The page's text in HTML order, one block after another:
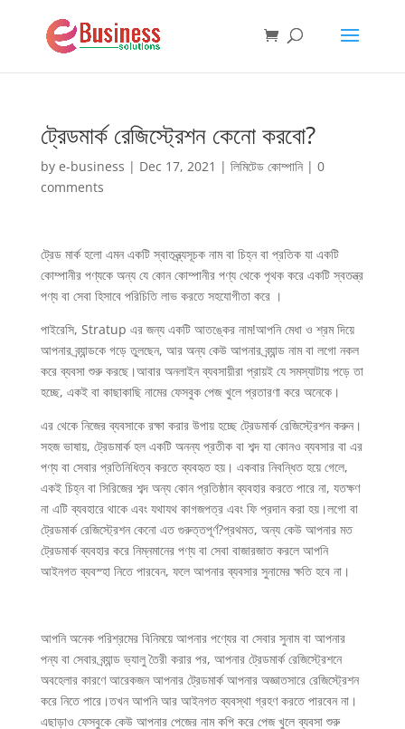
ট্রেডমার্ক রেজিস্ট্রেশন কেনো করবো?
by e-business | Dec 17, 2021 | লিমিটেড কোম্পানি| 0
comments
ট্রেড মার্ক হলো এমন একটি স্বাতন্ত্র্যসূচক নাম বা চিহ্ন বা প্রতিক যা একটি
কোম্পানীর পণ্যকে অন্য যে কোন কোম্পানীর পণ্য থেকে পৃথক করে একটি স্বতন্ত্র
পণ্য বা সেবা হিসাবে পরিচিতি লাভ করতে সহযোগীতা করে ।
পাইরেসি, Stratup এর জন্য একটি আতঙ্কের নাম!আপনি মেধা ও শ্রম দিয়ে
আপনার ব্র্যান্ডকে গড়ে তুলছেন, আর অন্য কেউ আপনার ব্র্যান্ড নাম বা লগো নকল
করে ব্যবসা শুরু করছে।আবার অনলাইন ব্যবসায়ীরা প্রায়ই যে সমস্যাটায় পড়ে তা
হচ্ছে, একই বা কাছাকাছি নামের ফেসবুক পেজ খুলে প্রতারণা করে অনেকে।
এর থেকে নিজের ব্যবসাকে রক্ষা করার উপায় হচ্ছে ট্রেডমার্ক রেজিস্ট্রেশন করুন।
সহজ ভাষায়, ট্রেডমার্ক হল একটি অনন্য প্রতীক বা শব্দ যা কোনও ব্যবসার বা এর
পণ্য বা সেবার প্রতিনিধিত্ব করতে ব্যবহৃত হয়। একবার নিবন্ধিত হয়ে গেলে,
একই চিহ্ন বা সিরিজের শব্দ অন্য কোন প্রতিষ্ঠান ব্যবহার করতে পারে না, যতক্ষণ
না এটি ব্যবহারে থাকে এবং যথাযথ কাগজপত্র এবং ফি প্রদান করা হয়।লগো বা
ট্রেডমার্ক রেজিস্ট্রেশন কেনো এত গুরুত্তপূর্ণ?প্রথমত, অন্য কেউ আপনার মত
ট্রেডমার্ক ব্যবহার করে নিম্নমানের পণ্য বা সেবা বাজারজাত করলে আপনি
আইনগত ব্যবস্হা নিতে পারবেন, ফলে আপনার ব্যবসার সুনামের ক্ষতি হবে না।
আপনি অনেক পরিশ্রমের বিনিময়ে আপনার পণ্যের বা সেবার সুনাম বা আপনার
পন্য বা সেবার ব্র্যান্ড ভ্যালু তৈরী করার পর, আপনার ট্রেডমার্ক রেজিস্ট্রেশনে
অবহেলার কারণে আরেকজন আপনার ট্রেডমার্ক আপনার অজ্ঞাতসারে রেজিস্ট্রেশন
করে নিতে পারে।তখন আপনি আর আইনগত ব্যবস্থা গ্রহণ করতে পারবেন না।
এছাড়াও ফেসবুকে কেউ আপনার পেজের নাম কপি করে পেজ খুলে ব্যবসা শুরু